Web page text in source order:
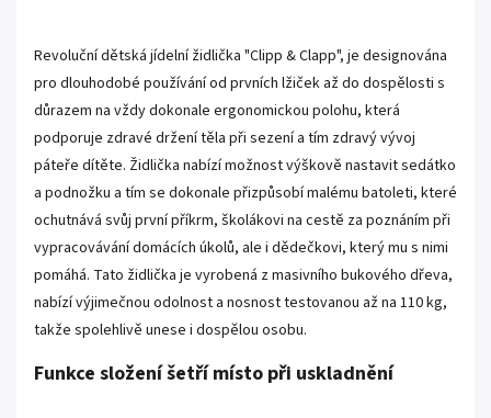
Revoluční dětská jídelní židlička "Clipp & Clapp", je designována
pro dlouhodobé používání od prvních lžiček až do dospělosti s
důrazem na vždy dokonale ergonomickou polohu, která
podporuje zdravé držení těla při sezení a tím zdravý vývoj
páteře dítěte. Židlička nabízí možnost výškově nastavit sedátko
a podnožku a tím se dokonale přizpůsobí malému batoleti, které
ochutnává svůj první příkrm, školákovi na cestě za poznáním při
vypracovávání domácích úkolů, ale i dědečkovi, který mu s nimi
pomáhá. Tato židlička je vyrobená z masivního bukového dřeva,
nabízí výjimečnou odolnost a nosnost testovanou až na 110 kg,
takže spolehlivě unese i dospělou osobu.
Funkce složení šetří místo při uskladnění